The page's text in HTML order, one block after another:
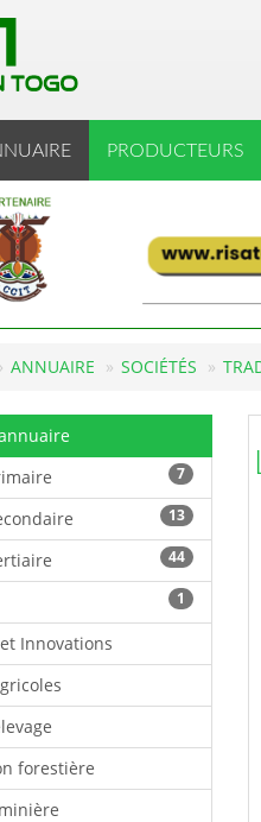
PRODUCTEURS
ANNUAIRE SOCIÉTÉS
7
13
44
1
Innovations
forestière